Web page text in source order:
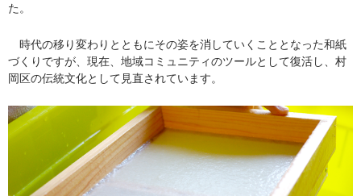
た。
時代の移り変わりとともにその姿を消していくこととなった和紙
づくりですが、現在、地域コミュニティのツールとして復活し、村
岡区の伝統文化として見直されています。